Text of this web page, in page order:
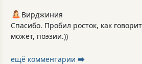
Вирджиния
Спасибо. Пробил росток, как
может, поэзии.))
ещё комментарии ⮕